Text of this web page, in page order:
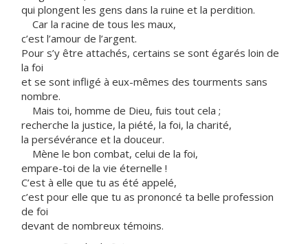
qui plongent les gens dans la ruine et la perdition.
Car la racine de tous les maux,
c’est l’amour de l’argent.
Pour s’y être attachés, certains se sont égarés loin de
la foi
et se sont infligé à eux-mêmes des tourments sans
nombre.
Mais toi, homme de Dieu, fuis tout cela ;
recherche la justice, la piété, la foi, la charité,
la persévérance et la douceur.
Mène le bon combat, celui de la foi,
empare-toi de la vie éternelle !
C’est à elle que tu as été appelé,
c’est pour elle que tu as prononcé ta belle profession
de foi
devant de nombreux témoins.